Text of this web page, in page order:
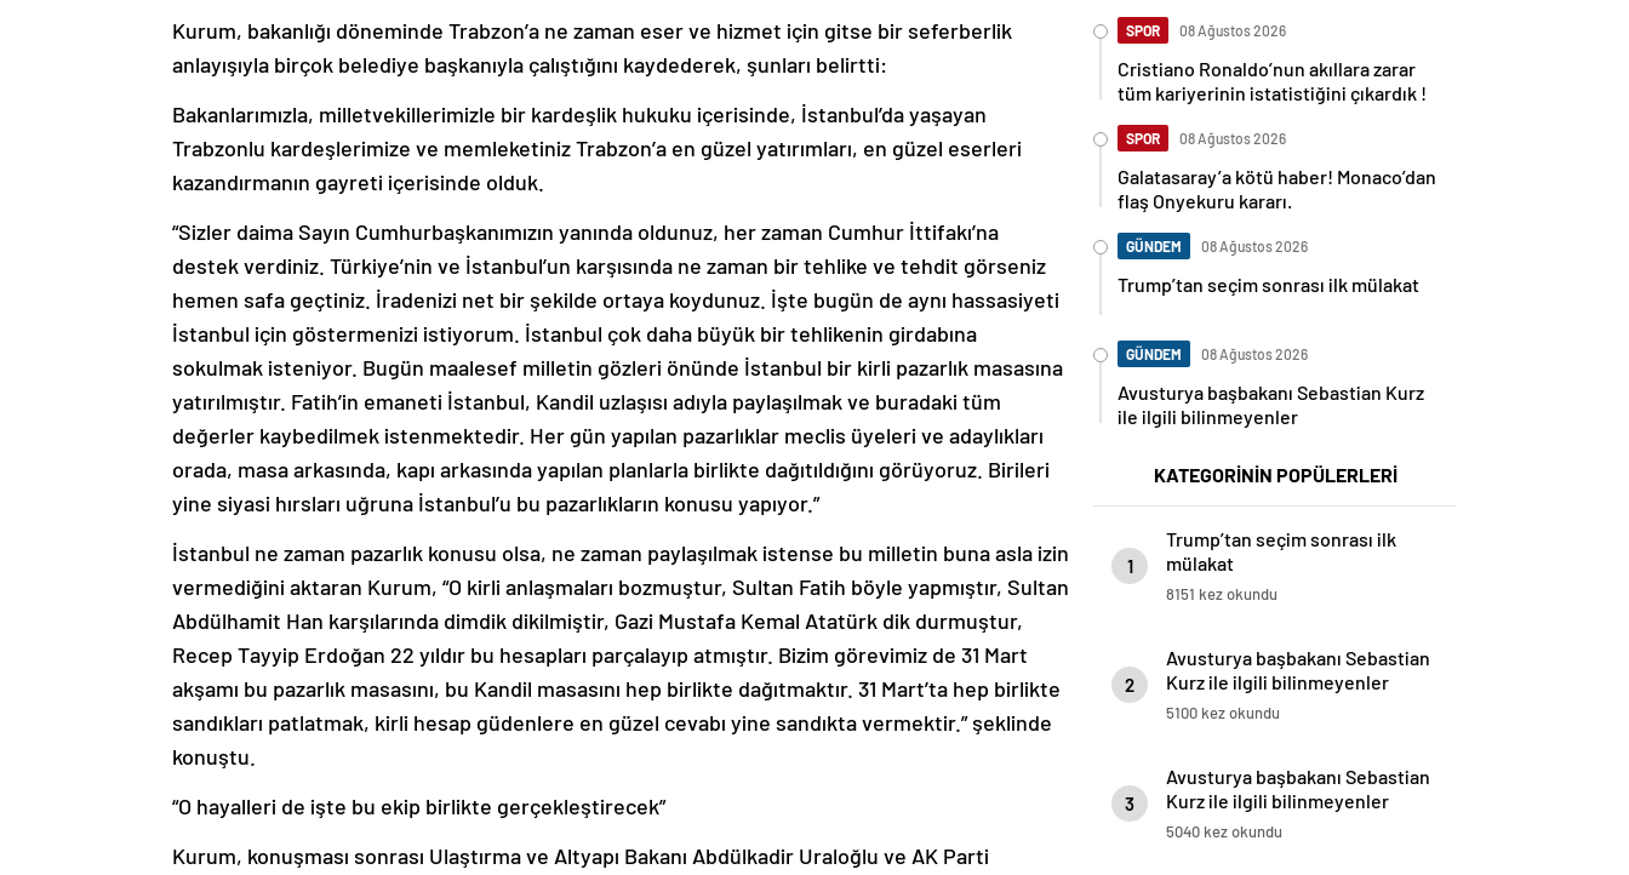
Kurum, bakanlığı döneminde Trabzon’a ne zaman eser ve hizmet için gitse bir seferberlik
anlayışıyla birçok belediye başkanıyla çalıştığını kaydederek, şunları belirtti:
Bakanlarımızla, milletvekillerimizle bir kardeşlik hukuku içerisinde, İstanbul’da yaşayan
Trabzonlu kardeşlerimize ve memleketiniz Trabzon’a en güzel yatırımları, en güzel eserleri
kazandırmanın gayreti içerisinde olduk.
“Sizler daima Sayın Cumhurbaşkanımızın yanında oldunuz, her zaman Cumhur İttifakı’na
destek verdiniz. Türkiye’nin ve İstanbul’un karşısında ne zaman bir tehlike ve tehdit görseniz
hemen safa geçtiniz. İradenizi net bir şekilde ortaya koydunuz. İşte bugün de aynı hassasiyeti
İstanbul için göstermenizi istiyorum. İstanbul çok daha büyük bir tehlikenin girdabına
sokulmak isteniyor. Bugün maalesef milletin gözleri önünde İstanbul bir kirli pazarlık masasına
yatırılmıştır. Fatih’in emaneti İstanbul, Kandil uzlaşısı adıyla paylaşılmak ve buradaki tüm
değerler kaybedilmek istenmektedir. Her gün yapılan pazarlıklar meclis üyeleri ve adaylıkları
orada, masa arkasında, kapı arkasında yapılan planlarla birlikte dağıtıldığını görüyoruz. Birileri
yine siyasi hırsları uğruna İstanbul’u bu pazarlıkların konusu yapıyor.”
İstanbul ne zaman pazarlık konusu olsa, ne zaman paylaşılmak istense bu milletin buna asla izin
vermediğini aktaran Kurum, “O kirli anlaşmaları bozmuştur, Sultan Fatih böyle yapmıştır, Sultan
Abdülhamit Han karşılarında dimdik dikilmiştir, Gazi Mustafa Kemal Atatürk dik durmuştur,
Recep Tayyip Erdoğan 22 yıldır bu hesapları parçalayıp atmıştır. Bizim görevimiz de 31 Mart
akşamı bu pazarlık masasını, bu Kandil masasını hep birlikte dağıtmaktır. 31 Mart’ta hep birlikte
sandıkları patlatmak, kirli hesap güdenlere en güzel cevabı yine sandıkta vermektir.” şeklinde
konuştu.
“O hayalleri de işte bu ekip birlikte gerçekleştirecek”
Kurum, konuşması sonrası Ulaştırma ve Altyapı Bakanı Abdülkadir Uraloğlu ve AK Parti
SPOR 08 Ağustos 2026
Cristiano Ronaldo’nun akıllara zarar
tüm kariyerinin istatistiğini çıkardık !
SPOR 08 Ağustos 2026
Galatasaray’a kötü haber! Monaco’dan
flaş Onyekuru kararı.
GÜNDEM 08 Ağustos 2026
Trump’tan seçim sonrası ilk mülakat
GÜNDEM 08 Ağustos 2026
Avusturya başbakanı Sebastian Kurz
ile ilgili bilinmeyenler
KATEGORİNİN POPÜLERLERİ
1
Trump’tan seçim sonrası ilk
mülakat
8151 kez okundu
2
Avusturya başbakanı Sebastian
Kurz ile ilgili bilinmeyenler
5100 kez okundu
3
Avusturya başbakanı Sebastian
Kurz ile ilgili bilinmeyenler
5040 kez okundu